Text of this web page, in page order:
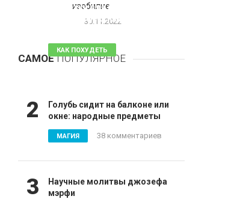
изобилие
30.11.2022
САМОЕПОПУЛЯРНОЕ
Таблетки для похудения -
обзор эффективных и
КАК ПОХУДЕТЬ
81 комментарий
2
Голубь сидит на балконе или
окне: народные предметы
МАГИЯ 38 комментариев
3
Научные молитвы джозефа
мэрфи